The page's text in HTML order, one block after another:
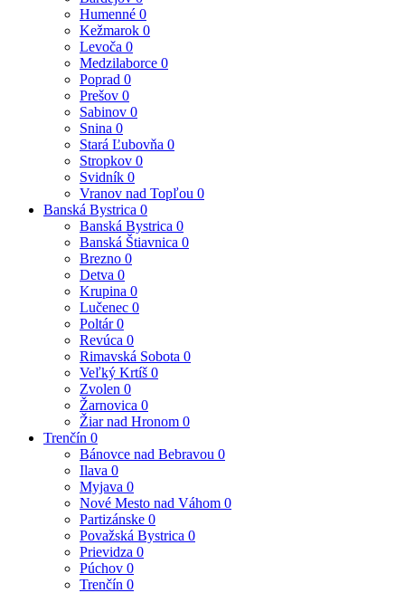
Humenné 0
Kežmarok 0
Levoča 0
Medzilaborce 0
Poprad 0
Prešov 0
Sabinov 0
Snina 0
Stará Ľubovňa 0
Stropkov 0
Svidník 0
Vranov nad Topľou 0
Banská Bystrica 0
Banská Bystrica 0
Banská Štiavnica 0
Brezno 0
Detva 0
Krupina 0
Lučenec 0
Poltár0
Revúca 0
Rimavská Sobota 0
Veľký Krtíš 0
Zvolen 0
Žarnovica 0
Žiar nad Hronom 0
Trenčín 0
Bánovce nad Bebravou 0
Ilava 0
Myjava 0
Nové Mesto nad Váhom 0
Partizánske 0
Považská Bystrica 0
Prievidza 0
Púchov 0
Trenčín 0